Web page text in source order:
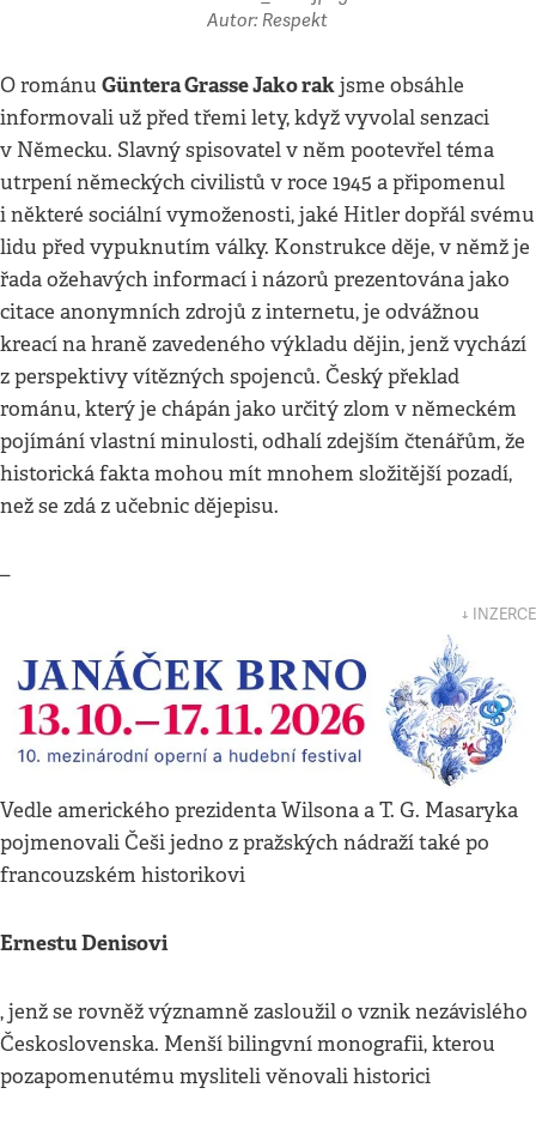
Autor: Respekt
O románu Güntera Grasse Jako rakjsme obsáhle
informovali už před třemi lety, když vyvolal senzaci
v Německu. Slavný spisovatel v něm pootevřel téma
utrpení německých civilistů v roce 1945 a připomenul
i některé sociální vymoženosti, jaké Hitler dopřál svému
lidu před vypuknutím války. Konstrukce děje, v němž je
řada ožehavých informací i názorů prezentována jako
citace anonymních zdrojů z internetu, je odvážnou
kreací na hraně zavedeného výkladu dějin, jenž vychází
z perspektivy vítězných spojenců. Český překlad
románu, který je chápán jako určitý zlom v německém
pojímání vlastní minulosti, odhalí zdejším čtenářům, že
historická fakta mohou mít mnohem složitější pozadí,
než se zdá z učebnic dějepisu.
–
↓ INZERCE
Vedle amerického prezidenta Wilsona a T. G. Masaryka
pojmenovali Češi jedno z pražských nádraží také po
francouzském historikovi
Ernestu Denisovi
, jenž se rovněž významně zasloužil o vznik nezávislého
Československa. Menší bilingvní monografii, kterou
pozapomenutému mysliteli věnovali historici